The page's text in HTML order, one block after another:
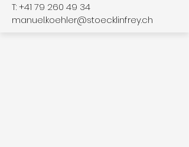
T:+41 79 260 49 34
manuel.koehler@stoecklinfrey.ch